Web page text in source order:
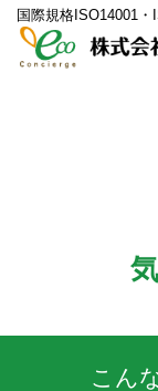
国際規格ISO14001
こん